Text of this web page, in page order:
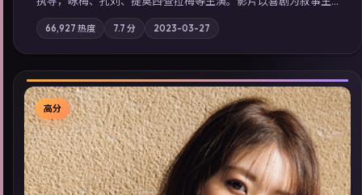
轴，旧案重提，真相与谎言在同一条时间线上交锋；摄影与配乐
强化地域气质；站内亦可通过「国产免费观看高清电视剧在线
看」延展检索同类型高分佳作，畅享高清在线追剧体验。
66,927 热度 7.7 分 2023-03-27
高分